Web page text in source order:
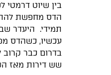
בין שיוט דרמטי
הדס מחפשת
תמידי. היעדר
עכשיו, כשהדס
בדרום כבר קרוב
שש דירות מאז